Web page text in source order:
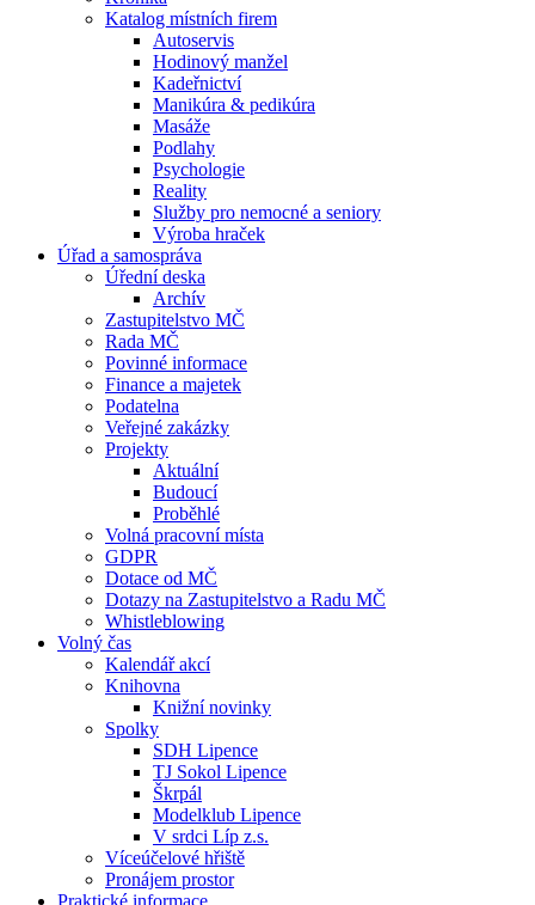
Katalog místních firem
Autoservis
Hodinový manžel
Kadeřnictví
Manikúra & pedikúra
Masáže
Podlahy
Psychologie
Reality
Služby pro nemocné a seniory
Výroba hraček
Úřad a samospráva
Úřední deska
Archív
Zastupitelstvo MČ
Rada MČ
Povinné informace
Finance a majetek
Podatelna
Veřejné zakázky
Projekty
Aktuální
Budoucí
Proběhlé
Volná pracovní místa
GDPR
Dotace od MČ
Dotazy na Zastupitelstvo a Radu MČ
Whistleblowing
Volný čas
Kalendář akcí
Knihovna
Knižní novinky
Spolky
SDH Lipence
TJ Sokol Lipence
Škrpál
Modelklub Lipence
V srdci Líp z.s.
Víceúčelové hřiště
Pronájem prostor
Praktické informace